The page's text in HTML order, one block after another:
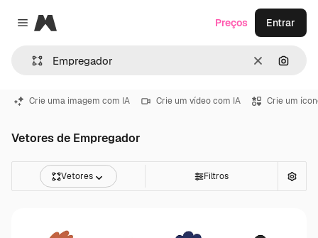
Close menu
Magnific
Limpar
Preços Entrar
Crie uma imagem com IA Crie um vídeo com IA Crie um
Vetores de Empregador
Vetores Filtros